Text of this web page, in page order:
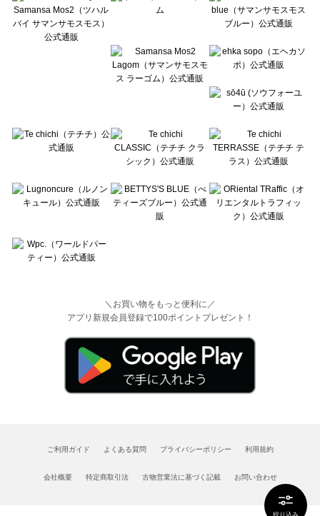
絞り込み
BETTY'S BLUE（べティーズブルー）のワンピース一覧
Wpc.（ワールドパーティー）のワンピース一覧
＼お買い物をもっと便利に／
アプリ新規会員登録で100ポイントプレゼント！
ご利用ガイド よくある質問 プライバシーポリシー 利用規約
会社概要 特定商取引法 古物営業法に基づく記載 お問い合わせ